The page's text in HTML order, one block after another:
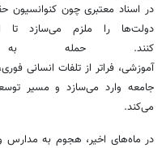
در اسناد معتبری چون کنوانسیون
دولت‌ها را ملزم می‌سازد
کنند. حمله
آموزشی، فراتر از تلفات انسانی
جامعه وارد می‌سازد و مسیر
می‌کند.
در ماه‌های اخیر، هجوم به مدارس و